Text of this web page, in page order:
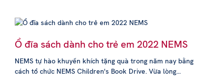
Ổ đĩa sách dành cho trẻ em 2022 NEMS
NEMS tự hào khuyến khích tặng quà trong năm nay bằng
cách tổ chức NEMS Children's Book Drive. Vừa lòng...